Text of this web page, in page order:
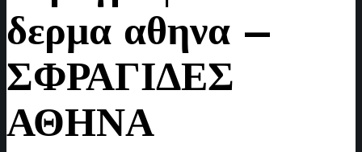
δερμα αθηνα –
ΣΦΡΑΓΙΔΕΣ
ΑΘΗΝΑ